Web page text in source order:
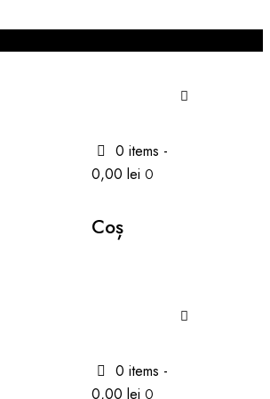
0 items -
0,00 lei 0
Coș
0 items -
0,00 lei 0